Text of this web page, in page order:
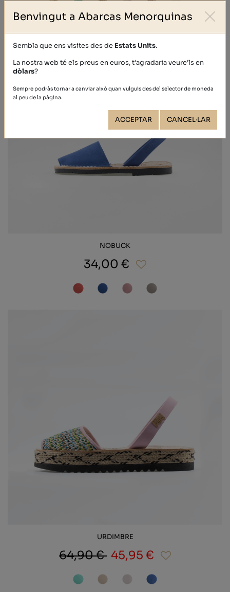
NOBUCK
34,00 €
URDIMBRE
64,90 € 45,95 €
Benvingut a Abarcas Menorquinas
Sembla que ens visites des de Estats Units.
La nostra web té els preus en euros, t'agradaria veure'ls en
dòlars?
Sempre podràs tornar a canviar això quan vulguis des del selector de moneda
al peu de la pàgina.
ACCEPTAR CANCEL·LAR